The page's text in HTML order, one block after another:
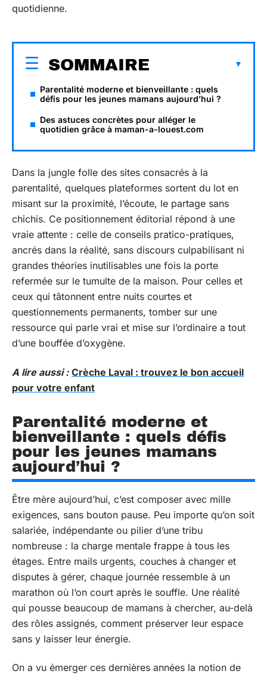
quotidienne.
SOMMAIRE
Parentalité moderne et bienveillante : quels
défis pour les jeunes mamans aujourd’hui ?
Des astuces concrètes pour alléger le
quotidien grâce à maman-a-louest.com
Dans la jungle folle des sites consacrés à la
parentalité, quelques plateformes sortent du lot en
misant sur la proximité, l’écoute, le partage sans
chichis. Ce positionnement éditorial répond à une
vraie attente : celle de conseils pratico-pratiques,
ancrés dans la réalité, sans discours culpabilisant ni
grandes théories inutilisables une fois la porte
refermée sur le tumulte de la maison. Pour celles et
ceux qui tâtonnent entre nuits courtes et
questionnements permanents, tomber sur une
ressource qui parle vrai et mise sur l’ordinaire a tout
d’une bouffée d’oxygène.
A lire aussi : Crèche Laval : trouvez le bon accueil
pour votre enfant
Parentalité moderne et
bienveillante : quels défis
pour les jeunes mamans
aujourd’hui ?
Être mère aujourd’hui, c’est composer avec mille
exigences, sans bouton pause. Peu importe qu’on soit
salariée, indépendante ou pilier d’une tribu
nombreuse : la charge mentale frappe à tous les
étages. Entre mails urgents, couches à changer et
disputes à gérer, chaque journée ressemble à un
marathon où l’on court après le souffle. Une réalité
qui pousse beaucoup de mamans à chercher, au-delà
des rôles assignés, comment préserver leur espace
sans y laisser leur énergie.
On a vu émerger ces dernières années la notion de